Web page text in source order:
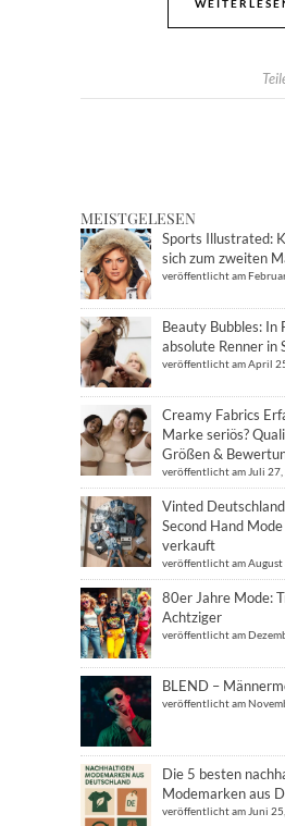
MEISTGELESEN
Sports Illustrated:
sich zum zweiten
veröffentlicht am
Beauty Bubbles: In
absolute Renner in
veröffentlicht am April
Creamy Fabrics
Marke seriös?
Größen &
veröffentlicht am Juli
Vinted
Second Hand
verkauft
veröffentlicht am August
80er Jahre Mode:
Achtziger
veröffentlicht am
BLEND –
veröffentlicht am
Die 5 besten
Modemarken aus
veröffentlicht am Juni